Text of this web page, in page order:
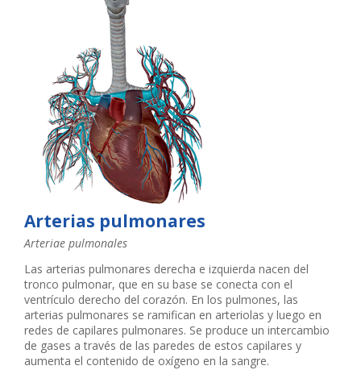
Arterias pulmonares
Arteriae pulmonales
Las arterias pulmonares derecha e izquierda nacen del
tronco pulmonar, que en su base se conecta con el
ventrículo derecho del corazón. En los pulmones, las
arterias pulmonares se ramifican en arteriolas y luego en
redes de capilares pulmonares. Se produce un intercambio
de gases a través de las paredes de estos capilares y
aumenta el contenido de oxígeno en la sangre.